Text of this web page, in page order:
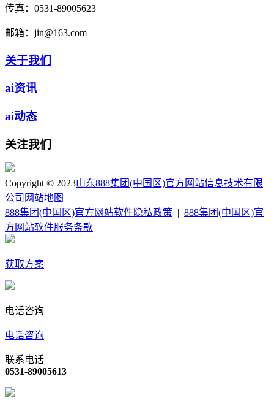
传真： 0531-89005623
邮箱： jin@163.com
关于我们
ai资讯
ai动态
关注我们
Copyright © 2023山东888集团(中国区)官方网站信息技术有限
公司 网站地图
888集团(中国区)官方网站软件隐私政策
888集团(中国区)官
方网站软件服务条款
获取方案
电话咨询
电话咨询
联系电话
0531-89005613